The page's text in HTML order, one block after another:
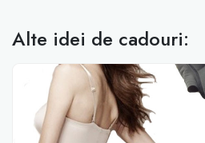
Alte idei de cadouri: